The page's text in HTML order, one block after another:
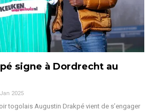
signe à Dordrecht au
2025
togolais Augustin Drakpé vient de s’engager